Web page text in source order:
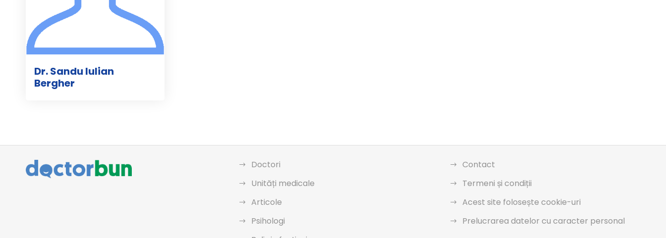
Dr. Sandu Iulian
Bergher
Doctori
Unități medicale
Articole
Psihologi
Contact
Termeni și condiții
Acest site folosește cookie-uri
Prelucrarea datelor cu caracter personal